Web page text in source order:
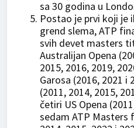
sa 30 godina u
Postao je prvi koji je
grend slema, ATP
svih devet masters
Australijan Opena
2015, 2016, 2019,
Garosa (2016, 2021 i
(2011, 2014, 2015,
četiri US Opena
sedam ATP Masters